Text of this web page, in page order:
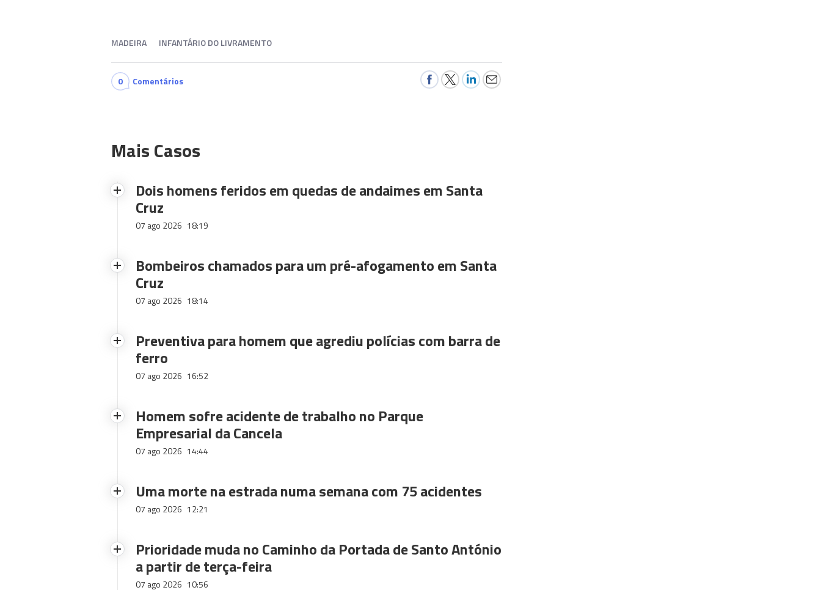
MADEIRA INFANTÁRIO DO LIVRAMENTO
0 Comentários
Mais Casos
Dois homens feridos em quedas de andaimes em Santa
Cruz
07 ago 2026 18:19
Bombeiros chamados para um pré-afogamento em Santa
Cruz
07 ago 2026 18:14
Preventiva para homem que agrediu polícias com barra de
ferro
07 ago 2026 16:52
Homem sofre acidente de trabalho no Parque
Empresarial da Cancela
07 ago 2026 14:44
Uma morte na estrada numa semana com 75 acidentes
07 ago 2026 12:21
Prioridade muda no Caminho da Portada de Santo António
a partir de terça-feira
07 ago 2026 10:56